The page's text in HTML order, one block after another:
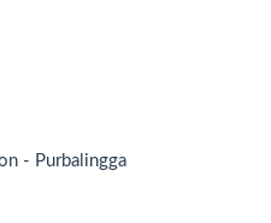
- Purbalingga